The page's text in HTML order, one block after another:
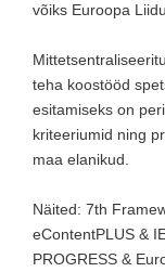
võiks Euroopa
teha koostööd
esitamiseks on
kriteeriumid ning
maa elanikud.
Näited: 7th
eContentPLUS &
PROGRESS &